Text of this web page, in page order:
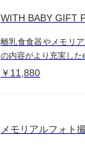
WITH BABY GIFT
離乳食食器やメモリ
の内容がより充実した
￥11,880
メモリアルフォト